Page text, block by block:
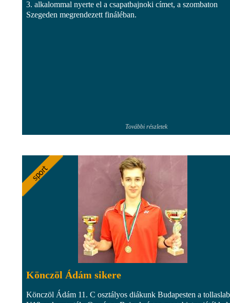
3. alkalommal nyerte el a csapatbajnoki címet, a szombaton
Szegeden megrendezett fináléban.
További részletek
Könczöl Ádám sikere
Könczöl Ádám 11. C osztályos diákunk Budapesten a